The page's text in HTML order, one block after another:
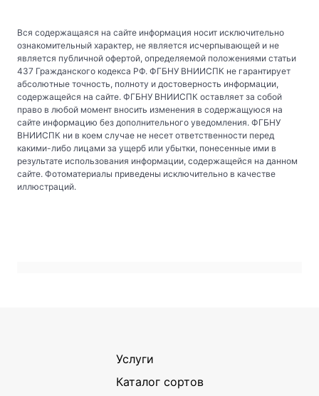
Вся содержащаяся на сайте информация носит исключительно
ознакомительный характер, не является исчерпывающей и не
является публичной офертой, определяемой положениями статьи
437 Гражданского кодекса РФ. ФГБНУ ВНИИСПК не гарантирует
абсолютные точность, полноту и достоверность информации,
содержащейся на сайте. ФГБНУ ВНИИСПК оставляет за собой
право в любой момент вносить изменения в содержащуюся на
сайте информацию без дополнительного уведомления. ФГБНУ
ВНИИСПК ни в коем случае не несет ответственности перед
какими-либо лицами за ущерб или убытки, понесенные ими в
результате использования информации, содержащейся на данном
сайте. Фотоматериалы приведены исключительно в качестве
иллюстраций.
Услуги
Каталог сортов